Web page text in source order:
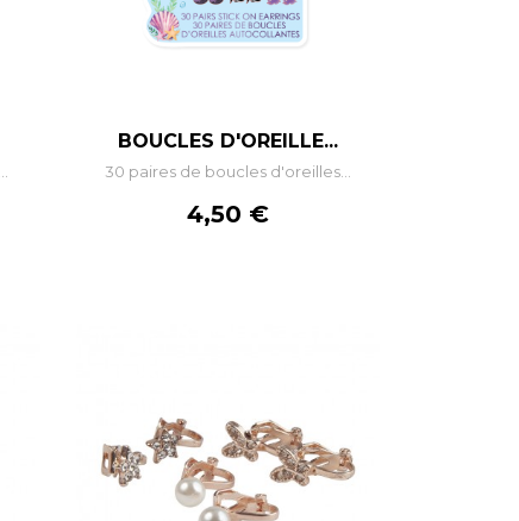
BOUCLES D'OREILLE...
30 paires de boucles d'oreilles...
Prix
4,50 €
– +